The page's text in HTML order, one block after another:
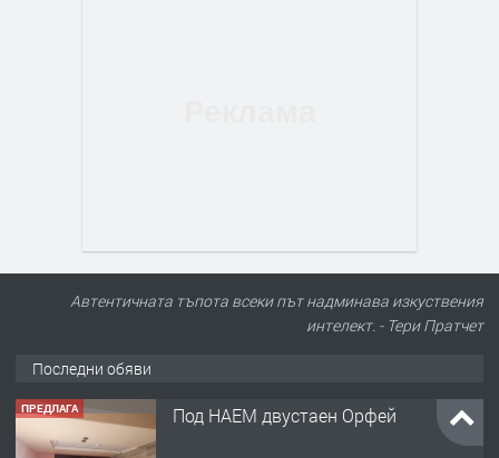
Автентичната тъпота всеки път надминава изкуствения
интелект. - Тери Пратчет
Последни обяви
ПРЕДЛАГА Под НАЕМ двустаен Орфей